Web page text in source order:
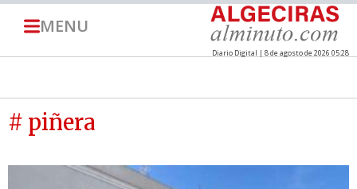
MENU
Diario Digital | 8 de agosto de 2026 05:28
# piñera